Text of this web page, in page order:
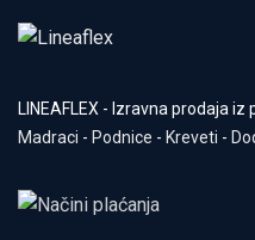
LINEAFLEX - Izravna prodaja iz
Madraci - Podnice - Kreveti -